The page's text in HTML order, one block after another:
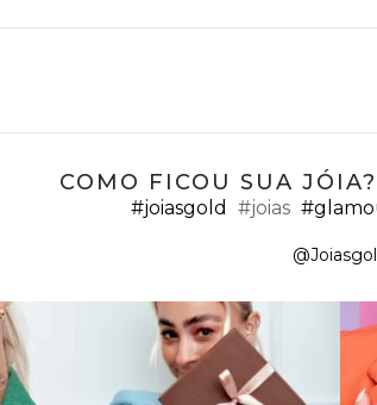
COMO FICOU SUA
#joiasgold #joias